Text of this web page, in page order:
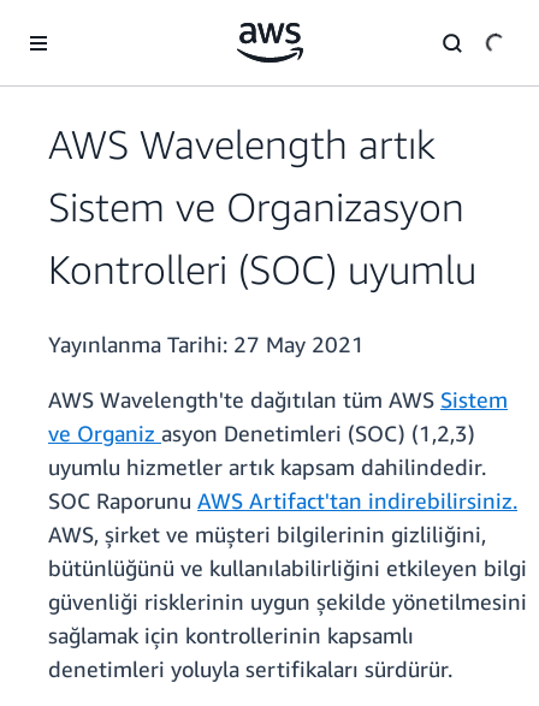
AWS Wavelength artık
Sistem ve Organizasyon
Kontrolleri (SOC) uyumlu
Yayınlanma Tarihi: 27 May 2021
AWS Wavelength'te dağıtılan tüm AWS Sistem
ve Organiz asyon Denetimleri (SOC) (1,2,3)
uyumlu hizmetler artık kapsam dahilindedir.
SOC Raporunu AWS Artifact'tan indirebilirsiniz.
AWS, şirket ve müşteri bilgilerinin gizliliğini,
bütünlüğünü ve kullanılabilirliğini etkileyen bilgi
güvenliği risklerinin uygun şekilde yönetilmesini
sağlamak için kontrollerinin kapsamlı
denetimleri yoluyla sertifikaları sürdürür.